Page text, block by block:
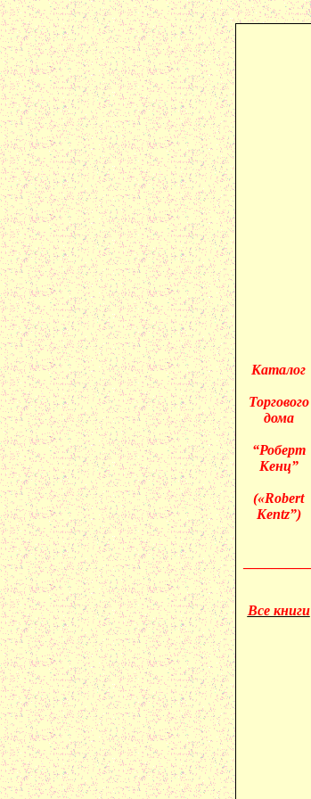
Каталог
Торгового
дома
“Роберт
Кенц”
(«Robert
Kentz”)
Все книги